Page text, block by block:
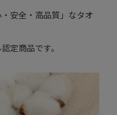
安全・高品質」なタオ
定商品です。